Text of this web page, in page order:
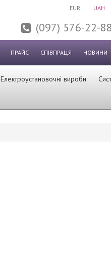
EUR UAH
(097) 576-22-88
ПРАЙС СПІВПРАЦЯ НОВИНИ
Електроустановочні вироби